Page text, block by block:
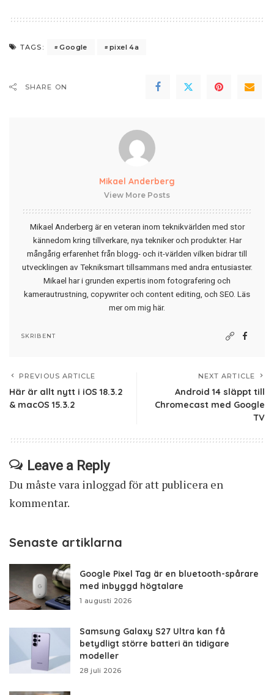
TAGS: Google pixel 4a
SHARE ON
Mikael Anderberg
View More Posts
Mikael Anderberg är en veteran inom teknikvärlden med stor
kännedom kring tillverkare, nya tekniker och produkter. Har
mångårig erfarenhet från blogg- och it-världen vilken bidrar till
utvecklingen av Tekniksmart tillsammans med andra entusiaster.
Mikael har i grunden expertis inom fotografering och
kamerautrustning, copywriter och content editing, och SEO. Läs
mer om mig här.
SKRIBENT
PREVIOUS ARTICLE
Här är allt nytt i iOS 18.3.2
& macOS 15.3.2
NEXT ARTICLE
Android 14 släppt till
Chromecast med Google
TV
Leave a Reply
Du måste vara inloggadför att publicera en
kommentar.
Senaste artiklarna
Google Pixel Tag är en bluetooth-spårare
med inbyggd högtalare
1 augusti 2026
Samsung Galaxy S27 Ultra kan få
betydligt större batteri än tidigare
modeller
28 juli 2026